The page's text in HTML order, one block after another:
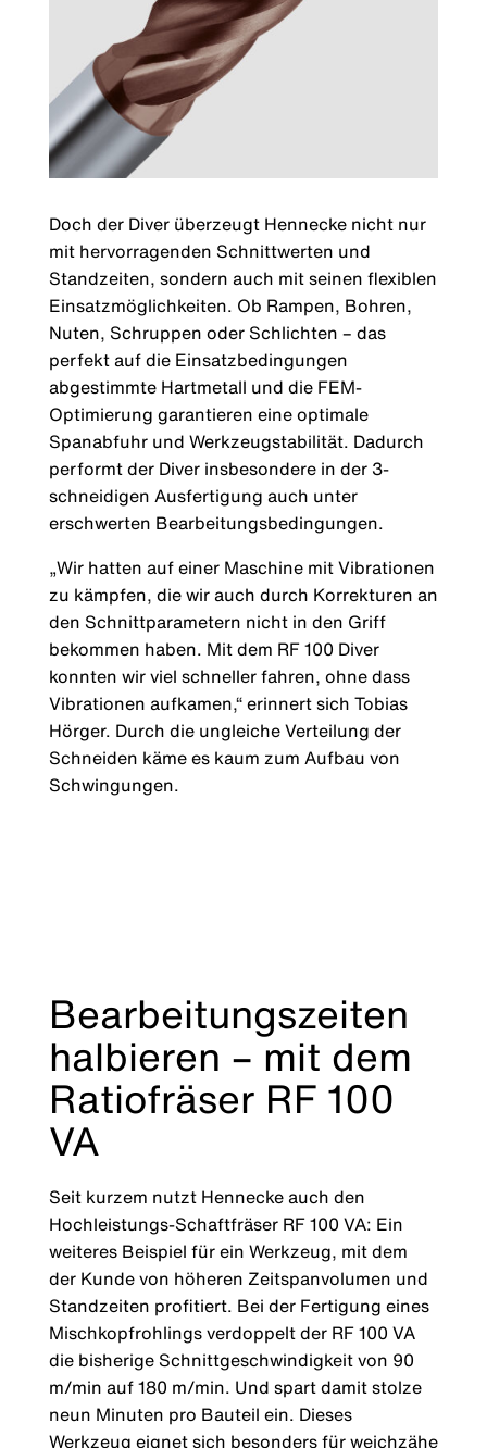
Doch der Diver überzeugt Hennecke nicht nur
mit hervorragenden Schnittwerten und
Standzeiten, sondern auch mit seinen flexiblen
Einsatzmöglichkeiten. Ob Rampen, Bohren,
Nuten, Schruppen oder Schlichten – das
perfekt auf die Einsatzbedingungen
abgestimmte Hartmetall und die FEM-
Optimierung garantieren eine optimale
Spanabfuhr und Werkzeugstabilität. Dadurch
performt der Diver insbesondere in der 3-
schneidigen Ausfertigung auch unter
erschwerten Bearbeitungsbedingungen.
„Wir hatten auf einer Maschine mit Vibrationen
zu kämpfen, die wir auch durch Korrekturen an
den Schnittparametern nicht in den Griff
bekommen haben. Mit dem RF 100 Diver
konnten wir viel schneller fahren, ohne dass
Vibrationen aufkamen,“ erinnert sich Tobias
Hörger. Durch die ungleiche Verteilung der
Schneiden käme es kaum zum Aufbau von
Schwingungen.
Bearbeitungszeiten
halbieren – mit dem
Ratiofräser RF 100
VA
Seit kurzem nutzt Hennecke auch den
Hochleistungs-Schaftfräser RF 100 VA: Ein
weiteres Beispiel für ein Werkzeug, mit dem
der Kunde von höheren Zeitspanvolumen und
Standzeiten profitiert. Bei der Fertigung eines
Mischkopfrohlings verdoppelt der RF 100 VA
die bisherige Schnittgeschwindigkeit von 90
m/min auf 180 m/min. Und spart damit stolze
neun Minuten pro Bauteil ein. Dieses
Werkzeug eignet sich besonders für weichzähe